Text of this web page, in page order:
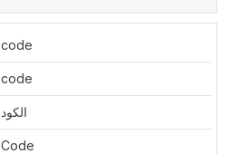
code
code
الكود
Code